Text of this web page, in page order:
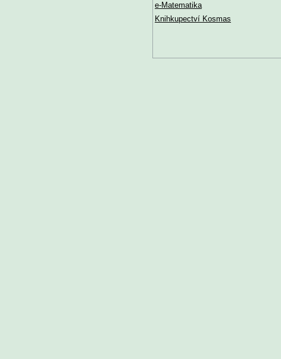
e-Matematika
Knihkupectví Kosmas